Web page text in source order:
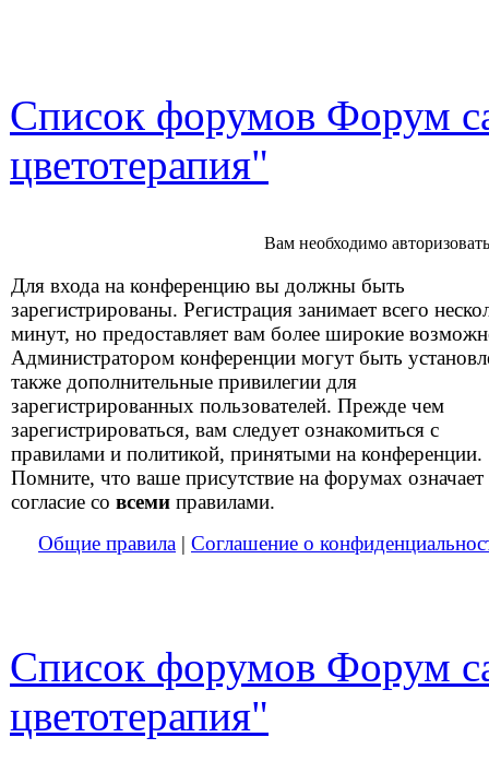
Список форумов Форум
цветотерапия"
Вам необходимо
Для входа на конференцию вы должны быть
зарегистрированы. Регистрация занимает всего
минут, но предоставляет вам более широкие
Администратором конференции могут быть
также дополнительные привилегии для
зарегистрированных пользователей. Прежде чем
зарегистрироваться, вам следует ознакомиться с
правилами и политикой, принятыми на конференции.
Помните, что ваше присутствие на форумах означает
согласие со всеми правилами.
Общие правила | Соглашение о
Список форумов Форум
цветотерапия"